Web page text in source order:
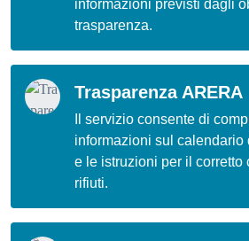
informazioni previsti dagli
trasparenza.
Trasparenza ARERA
Il servizio consente di
informazioni sul calendario
e le istruzioni per il corretto
rifiuti.